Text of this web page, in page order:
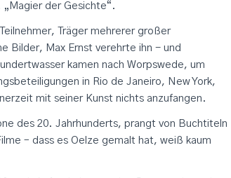
der Gesichte“.
Träger mehrerer großer
Bilder, Max Ernst verehrte ihn - und
kamen nach Worpswede, um
in Rio de Janeiro, New York,
mit seiner Kunst nichts anzufangen.
des 20. Jahrhunderts, prangt von Buchtiteln
– dass es Oelze gemalt hat, weiß kaum